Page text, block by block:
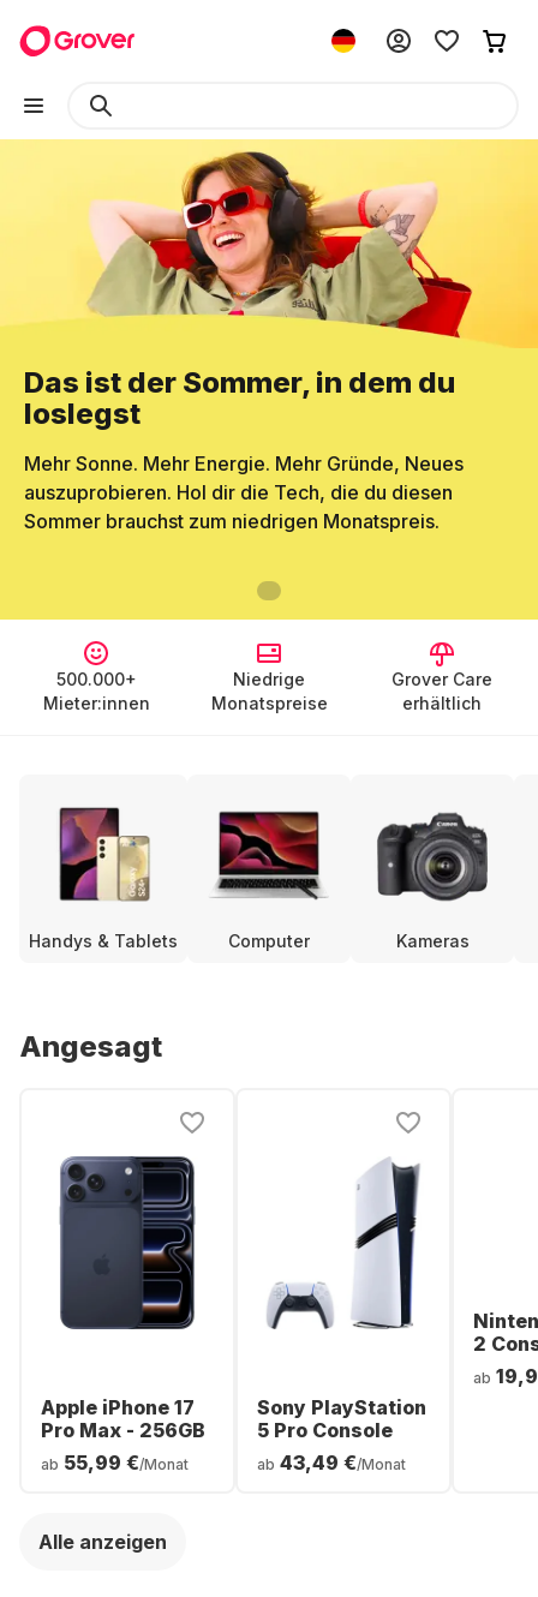
Das ist der Sommer, in dem du
loslegst
Mehr Sonne. Mehr Energie. Mehr Gründe, Neues
auszuprobieren. Hol dir die Tech, die du diesen
Sommer brauchst zum niedrigen Monatspreis.
500.000+
Mieter:innen
Niedrige
Monatspreise
Grover Care
erhältlich
Handys & Tablets Computer Kameras
Angesagt
Apple iPhone 17
Pro Max - 256GB
ab 55,99 €/Monat
Sony PlayStation
5 Pro Console
ab 43,49 €/Monat
2
ab
Alle anzeigen